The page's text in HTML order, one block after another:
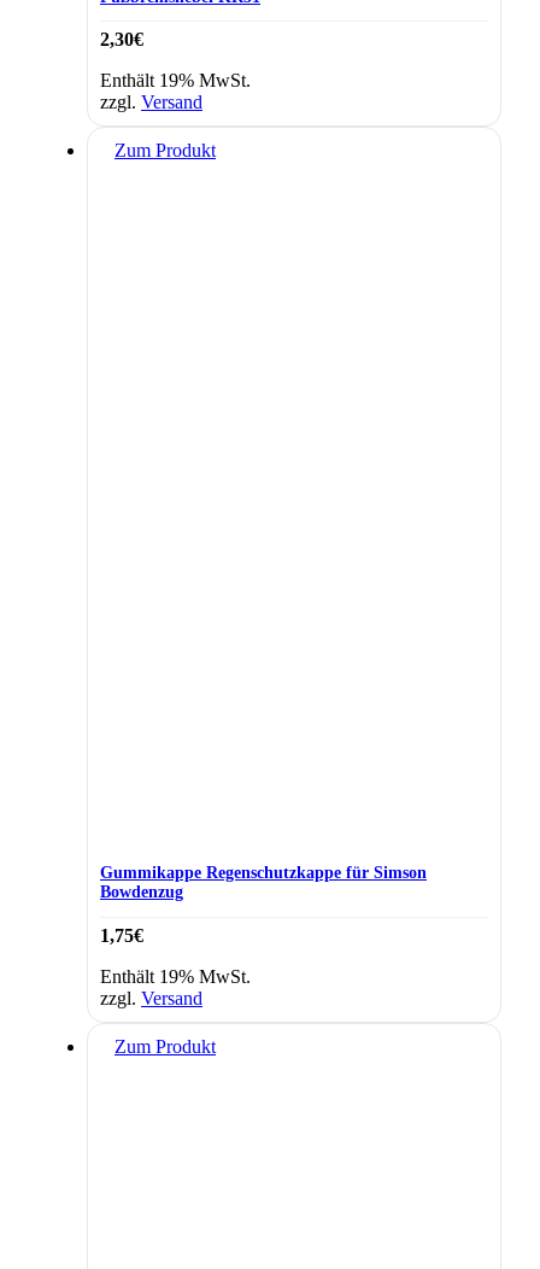
2,30€
Enthält 19% MwSt.
zzgl. Versand
Zum Produkt
Gummikappe Regenschutzkappe für Simson
Bowdenzug
1,75€
Enthält 19% MwSt.
zzgl. Versand
Zum Produkt